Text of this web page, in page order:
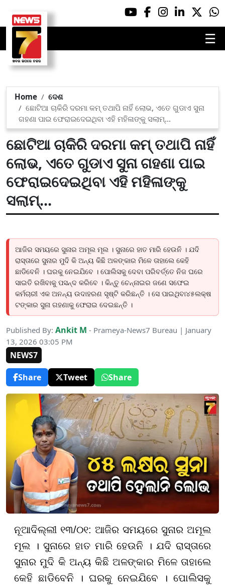
☰
Home
ଦେଶ
ଛୋଟିଆ ଚାକିରି ଦରମା କମ୍ ତଥାପି ନାହିଁ ଲୋଭ, ଏତେ ଗୁଡାଏ ସୁନା
ଗହଣା ପାଇ ଫେରାଇଦେଇଥିବା ଏହି ମହିଳାଙ୍କୁ ସଲାମ୍...
ଛୋଟିଆ ଚାକିରି ଦରମା କମ୍ ତଥାପି ନାହିଁ
ଲୋଭ, ଏତେ ଗୁଡାଏ ସୁନା ଗହଣା ପାଇ
ଫେରାଇଦେଇଥିବା ଏହି ମହିଳାଙ୍କୁ
ସଲାମ୍...
ଆଜିର ସମୟରେ ସୁନାର ଅମୂଲ ମୂଲ । ସୁନାରେ ହାତ ମାରି ହେଉନି । ଯଦି
ରାସ୍ତାରେ ସୁନାର ମୁଦି କି ଅନ୍ୟ କିଛି ଅଳଙ୍କାର ମିଳେ ତାହାଲେ କେହି
ଛାଡିବେନି । ଘରକୁ ନେଇଯିବେ । ପୋଲିସକୁ ଦେବା ପରିବର୍ତ୍ତେ ନିଜ ଘରେ
ସାଇତି ରଖିବାକୁ ପସନ୍ଦ କରିବେ । କିନ୍ତୁ ଚେନ୍ନାଇର ଜଣେ ସଫେଇ
କର୍ମଚାରୀ ଏକ ଅନନ୍ୟ ଉଦାହରଣ ସୃଷ୍ଟି କରିଛନ୍ତି । ସେ ପାଇଥିବା୪୫ଲକ୍ଷ
ଟଙ୍କାର ସୁନା ଗହଣାକୁ ଫେରାଇ ଦେଇଛନ୍ତି ।
Published By: Ankit M - Prameya-News7 Bureau | January
13, 2026 03:05 PM
NEWS7
Share
Tweet Share
ନୂଆଦିଲ୍ଲୀ ୧୩/୦୧: ଆଜିର ସମୟରେ ସୁନାର ଅମୂଲ
ମୂଲ । ସୁନାରେ ହାତ ମାରି ହେଉନି । ଯଦି ରାସ୍ତାରେ
ସୁନାର ମୁଦି କି ଅନ୍ୟ କିଛି ଅଳଙ୍କାର ମିଳେ ତାହାଲେ
କେହି ଛାଡିବେନି । ଘରକୁ ନେଇଯିବେ । ପୋଲିସକୁ